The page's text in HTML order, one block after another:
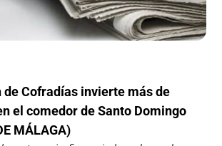
de Cofradías invierte más de
el comedor de Santo Domingo
MÁLAGA)